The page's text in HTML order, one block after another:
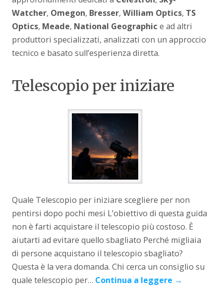
Watcher, Omegon, Bresser,William Optics, TS
Optics, Meade, National Geographic e ad altri
produttori specializzati, analizzati con un approccio
tecnico e basato sull’esperienza diretta.
Telescopio per iniziare
Quale Telescopio per iniziare scegliere per non
pentirsi dopo pochi mesi L’obiettivo di questa guida
non è farti acquistare il telescopio più costoso. È
aiutarti ad evitare quello sbagliato Perché migliaia
di persone acquistano il telescopio sbagliato?
Questa è la vera domanda. Chi cerca un consiglio su
quale telescopio per… Continua a leggere →